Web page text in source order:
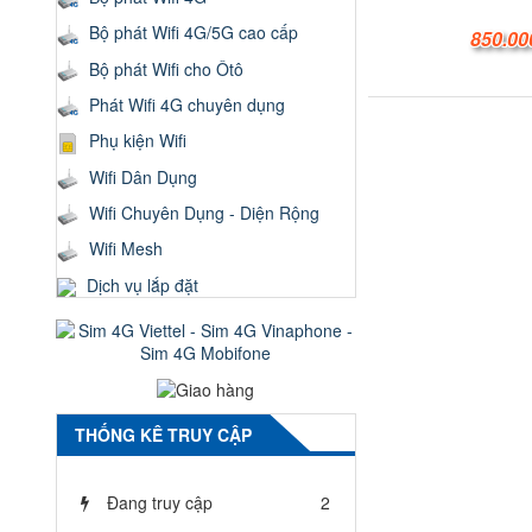
Bộ phát Wifi 4G/5G cao cấp
Bộ phát Wifi cho Ôtô
Phát Wifi 4G chuyên dụng
Phụ kiện Wifi
Wifi Dân Dụng
Wifi Chuyên Dụng - Diện Rộng
Wifi Mesh
Dịch vụ lắp đặt
THỐNG KÊ TRUY CẬP
Đang truy cập
2